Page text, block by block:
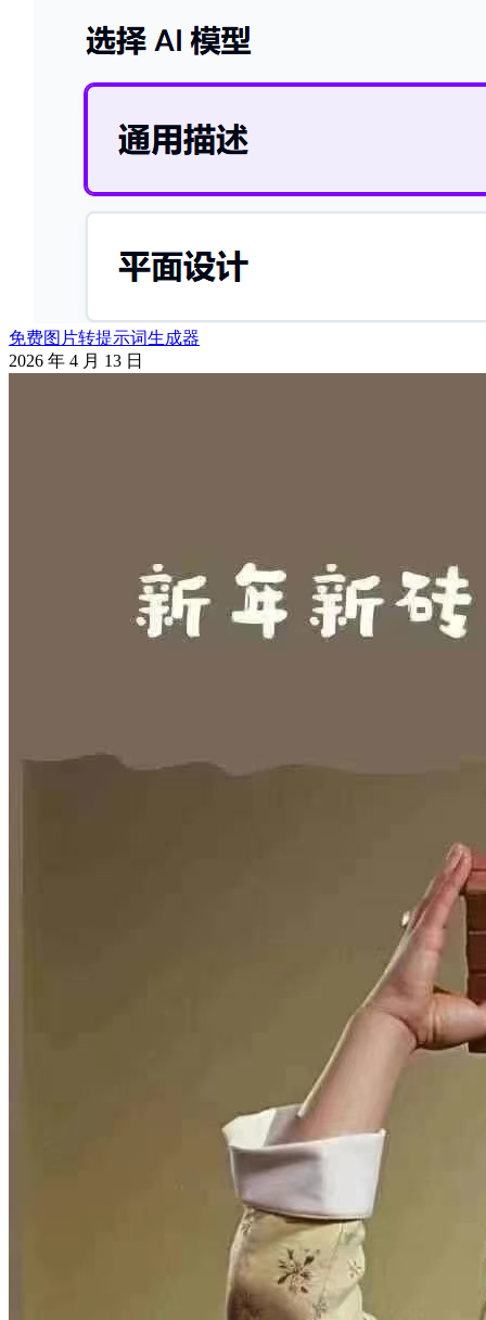
免费图片转提示词生成器
2026 年 4 月 13 日